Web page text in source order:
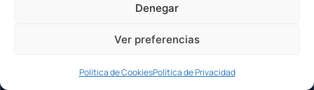
Denegar
Ver preferencias
Política de CookiesPolítica de Privacidad